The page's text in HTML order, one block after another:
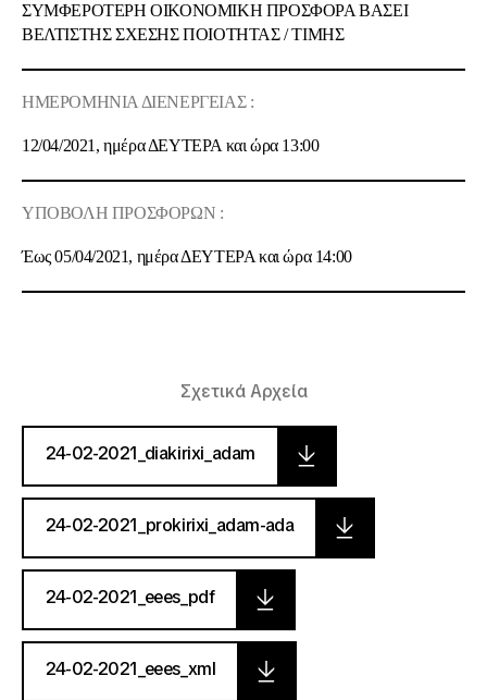
ΣΥΜΦΕΡΟΤΕΡΗ ΟΙΚΟΝΟΜΙΚΗ ΠΡΟΣΦΟΡΑ ΒΑΣΕΙ
ΒΕΛΤΙΣΤΗΣ ΣΧΕΣΗΣ ΠΟΙOΤΗΤΑΣ / ΤΙΜΗΣ
ΗΜΕΡΟΜΗΝΙΑ ΔΙΕΝΕΡΓΕΙΑΣ :
12/04/2021 , ημέραΔΕΥΤΕΡΑ και ώρα 13:00
ΥΠΟΒΟΛΗ ΠΡΟΣΦΟΡΩΝ :
Έως05/04/2021, ημέραΔΕΥΤΕΡΑκαι ώρα 14:00
Σχετικά Αρχεία
24-02-2021_diakirixi_adam
24-02-2021_prokirixi_adam-ada
24-02-2021_eees_pdf
24-02-2021_eees_xml